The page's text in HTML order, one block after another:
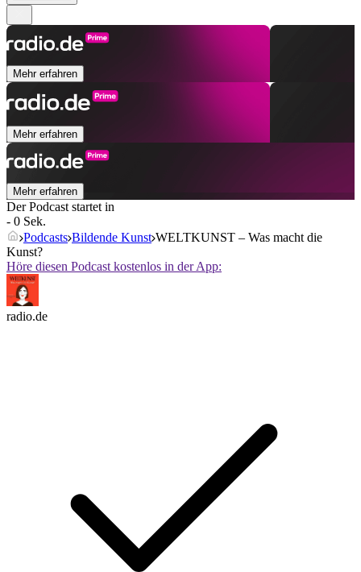
Mehr erfahren
Mehr erfahren
Mehr erfahren
Der Podcast startet in
- 0 Sek.
Podcasts Bildende Kunst WELTKUNST – Was macht die
Kunst?
Höre diesen Podcast kostenlos in der App:
radio.de